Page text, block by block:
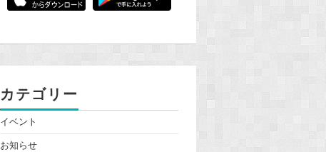
カテゴリー
イベント
お知らせ